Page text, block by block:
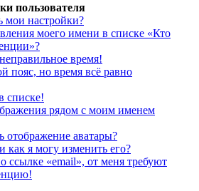
пользователя
мои настройки?
моего имени в списке «Кто
время!
пояс, но время всё равно
списке!
рядом с моим именем
отображение аватары?
как я могу изменить его?
ссылке «email», от меня требуют